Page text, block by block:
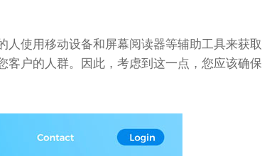
使用移动设备和屏幕阅读器等辅助工具来获取
户的人群。因此，考虑到这一点，您应该确保